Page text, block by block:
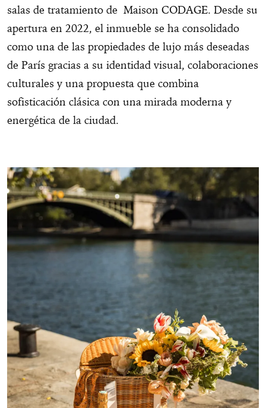
salas de tratamiento de Maison CODAGE. Desde su
apertura en 2022, el inmueble se ha consolidado
como una de las propiedades de lujo más deseadas
de París gracias a su identidad visual, colaboraciones
culturales y una propuesta que combina
sofisticación clásica con una mirada moderna y
energética de la ciudad.